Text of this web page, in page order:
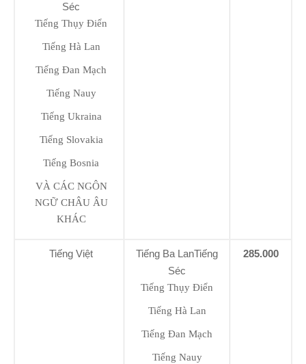
Séc
Tiếng Thụy Điển
Tiếng Hà Lan
Tiếng Đan Mạch
Tiếng Nauy
Tiếng Ukraina
Tiếng Slovakia
Tiếng Bosnia
VÀ CÁC NGÔN
NGỮ CHÂU ÂU
KHÁC
Tiếng Việt
Tiếng Ba LanTiếng
Séc
Tiếng Thụy Điển
Tiếng Hà Lan
Tiếng Đan Mạch
Tiếng Nauy
285.000